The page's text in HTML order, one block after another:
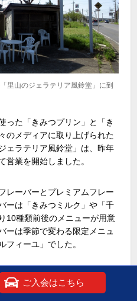
里山のジェラテリア風鈴堂」に到
った「きみつプリン」と「き
のメディアに取り上げられた
ェラテリア風鈴堂」は、昨年
営業を開始しました。
レーバーとプレミアムフレー
ーは「きみつミルク」や「千
10種類前後のメニューが用意
ーは季節で変わる限定メニュ
フィーユ」でした。
入するシステム。店舗前の立
入店しましょう。
ご入会はこちら